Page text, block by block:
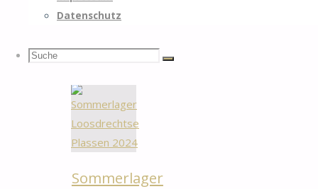
Datenschutz
Suche
Suchen
Suche
Zeltlagersaison
…
Beitrag
2025"
Sommerlager